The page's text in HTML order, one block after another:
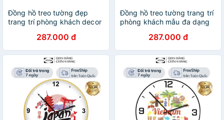
Đồng hồ treo tường đẹp
trang trí phòng khách decor
tháng inuka.decor.
287.000 đ
Đồng hồ treo tường trang trí
phòng khách mẫu đa dạng
inuka.decor.287.000 đ